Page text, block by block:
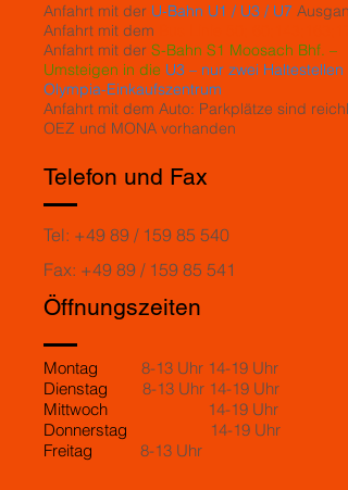
Anfahrt mit der U-Bahn U1 / U3 / U7
Anfahrt mit dem
Anfahrt mit der S-Bahn S1 Moosach Bhf. –
Umsteigen in die U3 – nur zwei
Olympia-Einkaufszentrum
Anfahrt mit dem Auto: Parkplätze sind
OEZ und MONA vorhanden
Telefon und Fax
Tel: +49 89 / 159 85 540
Fax: +49 89 / 159 85 541
Öffnungszeiten
Montag 8-13 Uhr 14-19 Uhr
Dienstag 8-13 Uhr 14-19 Uhr
Mittwoch 14-19 Uhr
Donnerstag 14-19 Uhr
Freitag 8-13 Uhr